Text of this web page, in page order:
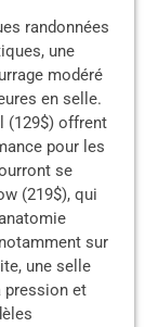
randonnées
une
modéré
en selle.
(129$) offrent
pour les
se
(219$), qui
sur
une selle
pression et